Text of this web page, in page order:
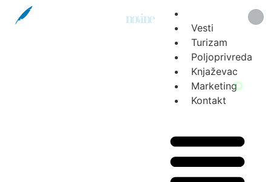
Vesti
Turizam
Poljoprivreda
Knjaževac
Marketing
Kontakt